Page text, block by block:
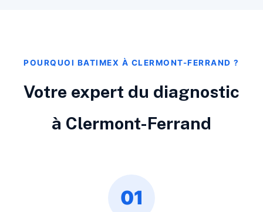
POURQUOI BATIMEX À CLERMONT-FERRAND ?
Votre expert du diagnostic
à Clermont-Ferrand
01